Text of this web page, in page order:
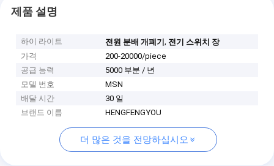
제품 설명
하이 라이트 전원 분배 개폐기, 전기 스위치 장
가격
200-20000/piece
공급 능력
5000 부분 / 년
모델 번호
MSN
배달 시간
30 일
브랜드 이름
HENGFENGYOU
더 많은 것을 전망하십시오